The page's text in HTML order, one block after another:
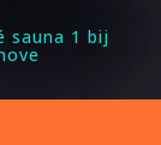
sauna 1 bij